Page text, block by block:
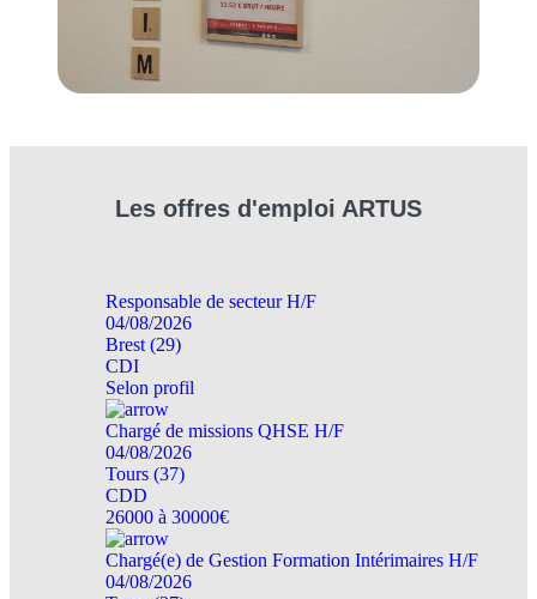
Les offres d'emploi ARTUS
Responsable de secteur H/F
04/08/2026
Brest (29)
CDI
Selon profil
Chargé de missions QHSE H/F
04/08/2026
Tours (37)
CDD
26000 à 30000€
Chargé(e) de Gestion Formation Intérimaires H/F
04/08/2026